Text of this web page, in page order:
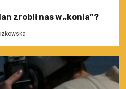
zrobił nas w „konia”?